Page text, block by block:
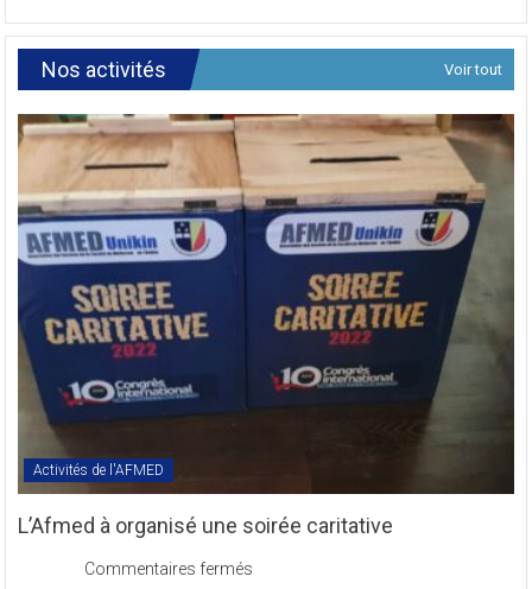
de
Révision
Textes
Statutaires
de
l’AFMED
en
sigle
COMREV.
Nos activités Voir tout
Activités de l'AFMED
L’Afmed à organisé une soirée caritative
Commentaires fermés